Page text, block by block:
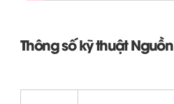
Thông số kỹ thuậtNguồn